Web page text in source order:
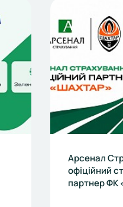
Арсенал
офіційний
партнер ФК